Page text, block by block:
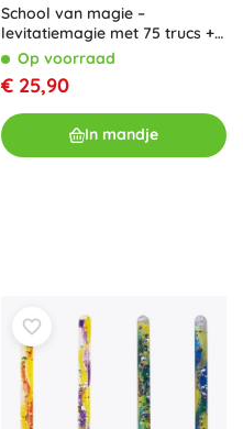
School van magie –
levitatiemagie met 75 trucs +
cadeau
Op voorraad
€ 25,90
In mandje